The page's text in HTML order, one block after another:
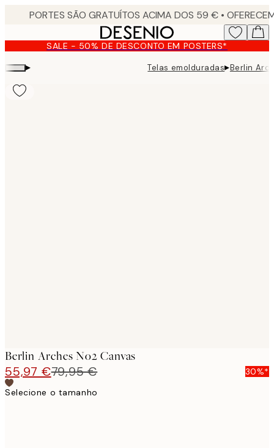
content. SALE - 50% DE DESCONTO EM POSTERS*
▸ Telas emolduradas▸Berlin
Berlin Arches No2 Canvas
55,97 €79,95 €
30%*
Selecione o tamanho